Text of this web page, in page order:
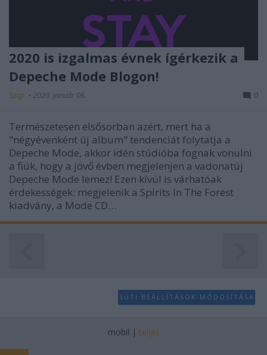
2020 is izgalmas évnek ígérkezik a
Depeche Mode Blogon!
Szigi. • 2020. január 06. 0
Természetesen elsősorban azért, mert ha a
"négyévenként új album" tendenciát folytatja a
Depeche Mode, akkor idén stúdióba fognak vonulni
a fiúk, hogy a jövő évben megjelenjen a vadonatúj
Depeche Mode lemez! Ezen kívül is várhatóak
érdekességek: megjelenik a Spirits In The Forest
kiadvány, a Mode CD…
SÜTI BEÁLLÍTÁSOK MÓDOSÍTÁSA
mobil | teljes